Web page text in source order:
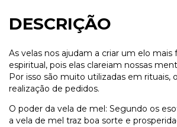
DESCRIÇÃO
As velas nos ajudam a criar um elo
espiritual, pois elas clareiam nossas
Por isso são muito utilizadas em rituais,
realização de pedidos.
O poder da vela de mel: Segundo os
a vela de mel traz boa sorte e